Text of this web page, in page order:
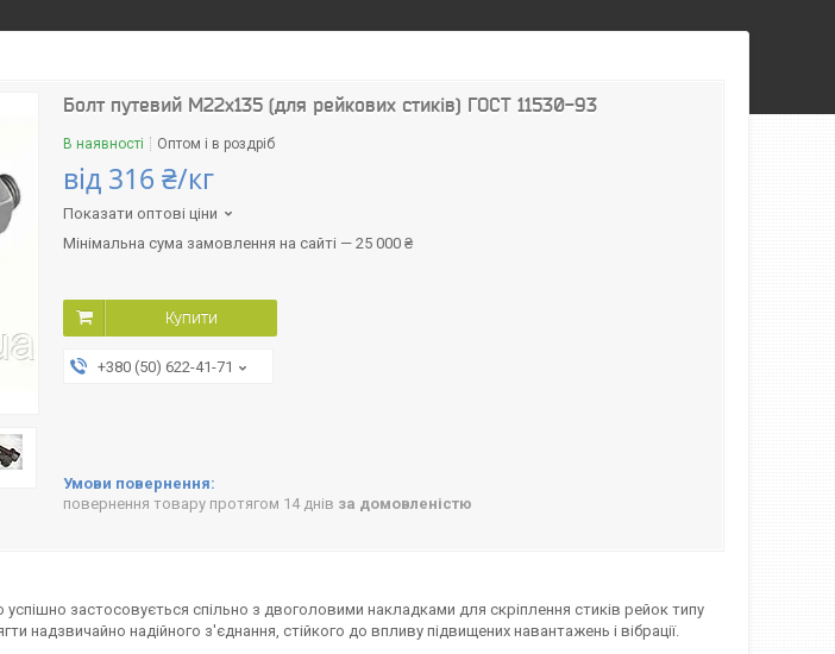
Болт путевий М22х135 (для рейкових стиків) ГОСТ 11530-93
В наявності Оптом і в роздріб
від 316 ₴/кг
Показати оптові ціни
Мінімальна сума замовлення на сайті — 25 000 ₴
Купити
+380 (50) 622-41-71
повернення товару протягом 14 днів за домовленістю
застосовується спільно з двоголовими накладками для скріплення стиків рейок типу
надзвичайно надійного з'єднання, стійкого до впливу підвищених навантажень і вібрації.